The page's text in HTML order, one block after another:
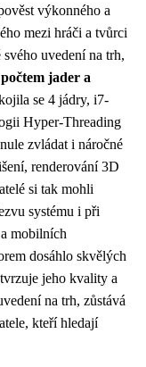
výkonného a
mezi hráči a tvůrci
uvedení na trh,
jader a
se 4 jádry, i7-
Hyper-Threading
zvládat i náročné
renderování 3D
si tak mohli
systému i při
mobilních
dosáhlo skvělých
jeho kvality a
na trh, zůstává
kteří hledají